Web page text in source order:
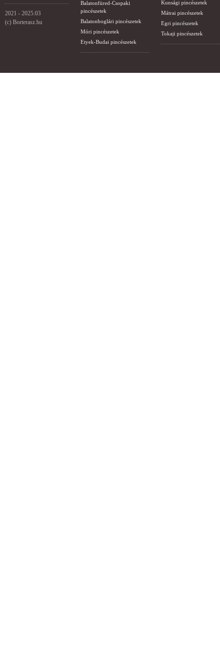
2021 - 2025.03
(c) Borterasz.hu
Balatonfüred-Csopaki
pincészetek
Balatonboglári pincészetek
Móri pincészetek
Etyek-Budai pincészetek
Kunsági pincészetek
Mátrai pincészetek
Egri pincészetek
Tokaji pincészetek